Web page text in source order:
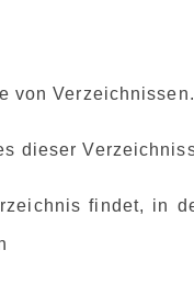
von
dieser
findet, in